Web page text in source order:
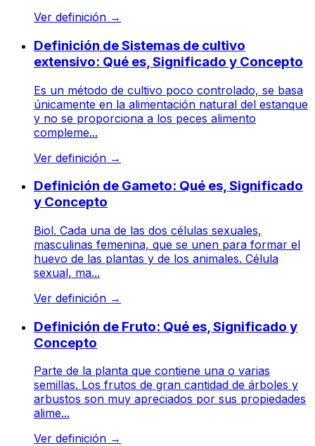
Ver definición →
Definición de Sistemas de cultivo
extensivo: Qué es, Significado y Concepto
Es un método de cultivo poco controlado, se basa
únicamente en la alimentación natural del estanque
y no se proporciona a los peces alimento
compleme...
Ver definición →
Definición de Gameto: Qué es, Significado
y Concepto
Biol. Cada una de las dos células sexuales,
masculinas femenina, que se unen para formar el
huevo de las plantas y de los animales. Célula
sexual, ma...
Ver definición →
Definición de Fruto: Qué es, Significado y
Concepto
Parte de la planta que contiene una o varias
semillas. Los frutos de gran cantidad de árboles y
arbustos son muy apreciados por sus propiedades
alime...
Ver definición →